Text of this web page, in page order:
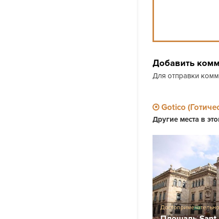
Добавить
Для отправки
Gotico
Другие места в